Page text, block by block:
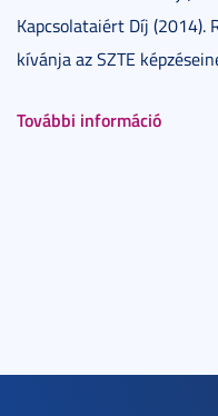
Kapcsolataiért Díj
kívánja az SZTE
További információ